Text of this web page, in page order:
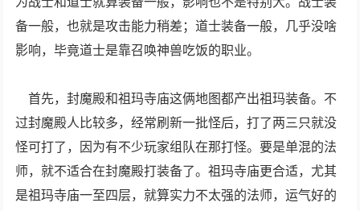
备一般，也就是攻击能力稍差；道士装备一般，几乎没啥
影响，毕竟道士是靠召唤神兽吃饭的职业。
首先，封魔殿和祖玛寺庙这俩地图都产出祖玛装备。不
过封魔殿人比较多，经常刷新一批怪后，打了两三只就没
怪可打了，因为有不少玩家组队在那打怪。要是单混的法
师，就不适合在封魔殿打装备了。祖玛寺庙更合适，尤其
是祖玛寺庙一至四层，就算实力不太强的法师，运气好的